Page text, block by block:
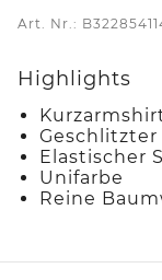
Art. Nr.:
Highlights
Elastischer
Unifarbe
Reine